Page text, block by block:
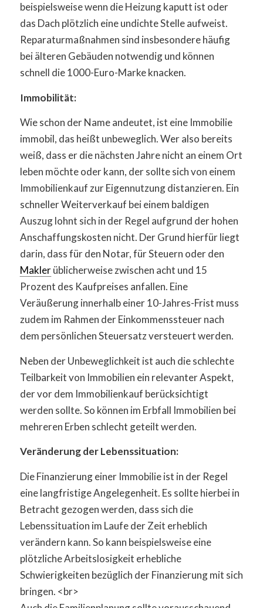
beispielsweise wenn die Heizung kaputt ist oder
das Dach plötzlich eine undichte Stelle aufweist.
Reparaturmaßnahmen sind insbesondere häufig
bei älteren Gebäuden notwendig und können
schnell die 1000-Euro-Marke knacken.
Immobilität:
Wie schon der Name andeutet, ist eine Immobilie
immobil, das heißt unbeweglich. Wer also bereits
weiß, dass er die nächsten Jahre nicht an einem Ort
leben möchte oder kann, der sollte sich von einem
Immobilienkauf zur Eigennutzung distanzieren. Ein
schneller Weiterverkauf bei einem baldigen
Auszug lohnt sich in der Regel aufgrund der hohen
Anschaffungskosten nicht. Der Grund hierfür liegt
darin, dass für den Notar, für Steuern oder den
Maklerüblicherweise zwischen acht und 15
Prozent des Kaufpreises anfallen. Eine
Veräußerung innerhalb einer 10-Jahres-Frist muss
zudem im Rahmen der Einkommenssteuer nach
dem persönlichen Steuersatz versteuert werden.
Neben der Unbeweglichkeit ist auch die schlechte
Teilbarkeit von Immobilien ein relevanter Aspekt,
der vor dem Immobilienkauf berücksichtigt
werden sollte. So können im Erbfall Immobilien bei
mehreren Erben schlecht geteilt werden.
Veränderung der Lebenssituation:
Die Finanzierung einer Immobilie ist in der Regel
eine langfristige Angelegenheit. Es sollte hierbei in
Betracht gezogen werden, dass sich die
Lebenssituation im Laufe der Zeit erheblich
verändern kann. So kann beispielsweise eine
plötzliche Arbeitslosigkeit erhebliche
Schwierigkeiten bezüglich der Finanzierung mit sich
bringen. <br>